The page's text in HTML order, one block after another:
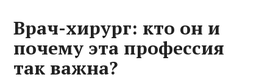
Врач-хирург: кто он и
почему эта профессия
так важна?